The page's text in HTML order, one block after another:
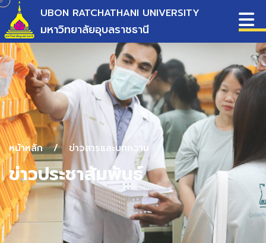
UBON RATCHATHANI UNIVERSITY
มหาวิทยาลัยอุบลราชธานี
หน้าหลัก / ข่าวสารและบทความ
ข่าวประชาสัมพันธ์